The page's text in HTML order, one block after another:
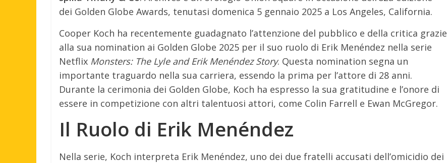
dei Golden Globe Awards, tenutasi domenica 5 gennaio 2025 a Los Angeles, California.
Cooper Koch ha recentemente guadagnato l’attenzione del pubblico e della critica grazie
alla sua nomination ai Golden Globe 2025 per il suo ruolo di Erik Menéndez nella serie
Netflix Monsters: The Lyle and Erik Menéndez Story. Questa nomination segna un
importante traguardo nella sua carriera, essendo la prima per l’attore di 28 anni.
Durante la cerimonia dei Golden Globe, Koch ha espresso la sua gratitudine e l’onore di
essere in competizione con altri talentuosi attori, come Colin Farrell e Ewan McGregor.
Il Ruolo di Erik Menéndez
Nella serie, Koch interpreta Erik Menéndez, uno dei due fratelli accusati dell’omicidio dei